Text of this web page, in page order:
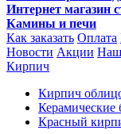
Интернет магазин
Камины и печи
Как заказать Оплата
Новости Акции
Кирпич
Кирпич
Керамические
Красный